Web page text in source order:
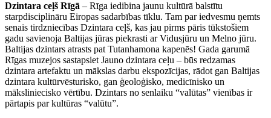
Dzintara ceļš Rīgā – Rīga iedibina jaunu kultūrā balstītu
starpdisciplināru Eiropas sadarbības tīklu. Tam par iedvesmu ņemts
senais tirdzniecības Dzintara ceļš, kas jau pirms pāris tūkstošiem
gadu savienoja Baltijas jūras piekrasti ar Vidusjūru un Melno jūru.
Baltijas dzintars atrasts pat Tutanhamona kapenēs! Gada garumā
Rīgas muzejos sastapsiet Jauno dzintara ceļu – būs redzamas
dzintara artefaktu un mākslas darbu ekspozīcijas, rādot gan Baltijas
dzintara kultūrvēsturisko, gan ģeoloģisko, medicīnisko un
māksliniecisko vērtību. Dzintars no senlaiku “valūtas” vienības ir
pārtapis par kultūras “valūtu”.